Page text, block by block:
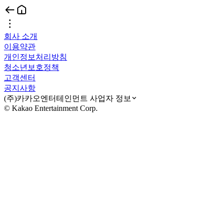
회사 소개
이용약관
개인정보처리방침
청소년보호정책
고객센터
공지사항
(주)카카오엔터테인먼트 사업자 정보
© Kakao Entertainment Corp.